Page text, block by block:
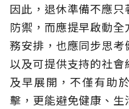
因此，退休準備不應
防禦，而應提早啟動
務安排，也應同步思考
以及可提供支持的社
及早展開，不僅有助
擊，更能避免健康、